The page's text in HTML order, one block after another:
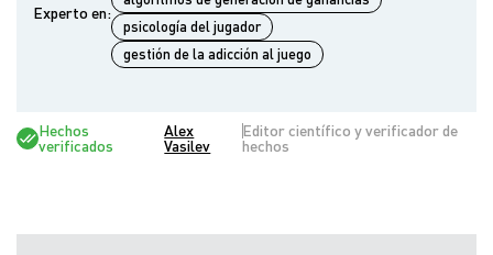
Experto en:
psicología del jugador
gestión de la adicción al juego
Hechos
verificados
Alex
Vasilev
Editor científico y verificador de
hechos